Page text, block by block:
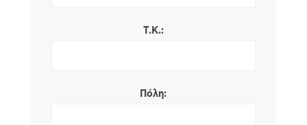
Τ.Κ.:
Πόλη: